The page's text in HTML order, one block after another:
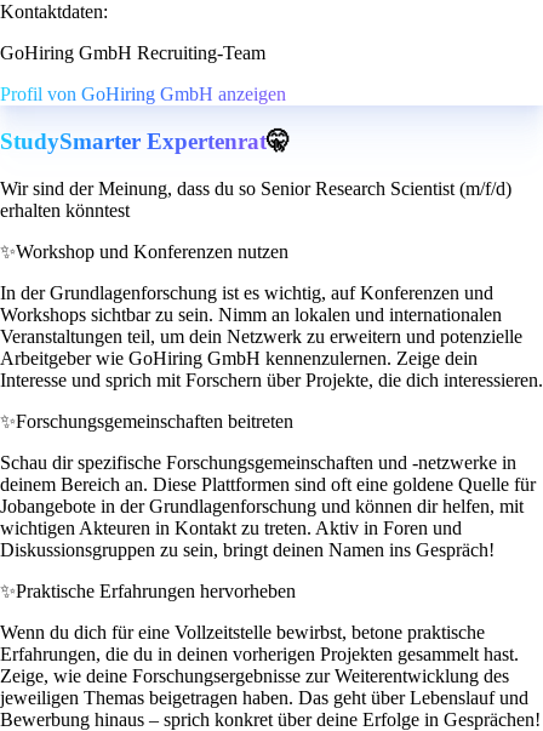
Kontaktdaten:
GoHiring GmbH Recruiting-Team
Profil von GoHiring GmbH anzeigen
StudySmarter Expertenrat🤫
Wir sind der Meinung, dass du so Senior Research Scientist (m/f/d)
erhalten könntest
✨Workshop und Konferenzen nutzen
In der Grundlagenforschung ist es wichtig, auf Konferenzen und
Workshops sichtbar zu sein. Nimm an lokalen und internationalen
Veranstaltungen teil, um dein Netzwerk zu erweitern und potenzielle
Arbeitgeber wie GoHiring GmbH kennenzulernen. Zeige dein
Interesse und sprich mit Forschern über Projekte, die dich interessieren.
✨Forschungsgemeinschaften beitreten
Schau dir spezifische Forschungsgemeinschaften und -netzwerke in
deinem Bereich an. Diese Plattformen sind oft eine goldene Quelle für
Jobangebote in der Grundlagenforschung und können dir helfen, mit
wichtigen Akteuren in Kontakt zu treten. Aktiv in Foren und
Diskussionsgruppen zu sein, bringt deinen Namen ins Gespräch!
✨Praktische Erfahrungen hervorheben
Wenn du dich für eine Vollzeitstelle bewirbst, betone praktische
Erfahrungen, die du in deinen vorherigen Projekten gesammelt hast.
Zeige, wie deine Forschungsergebnisse zur Weiterentwicklung des
jeweiligen Themas beigetragen haben. Das geht über Lebenslauf und
Bewerbung hinaus – sprich konkret über deine Erfolge in Gesprächen!